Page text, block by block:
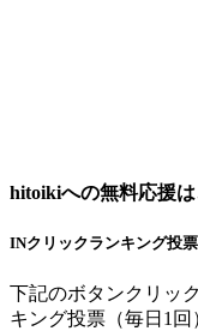
hitoikiへの無料応援は
INクリックランキング投
下記のボタンクリッ
キング投票（毎日1